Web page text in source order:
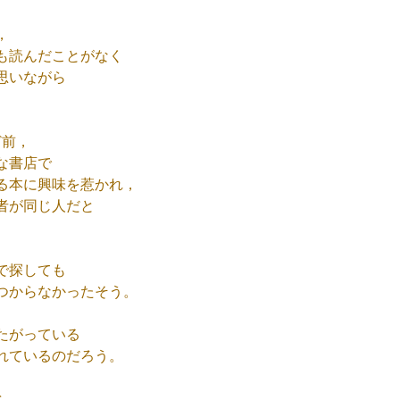
読んだことがなく
いながら
，
書店で
に興味を惹かれ，
が同じ人だと
探しても
らなかったそう。
がっている
いるのだろう。